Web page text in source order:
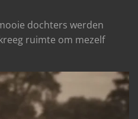
dochters werden
ruimte om mezelf